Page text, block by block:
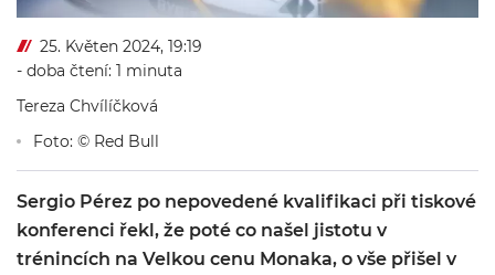
25. Květen 2024, 19:19
- doba čtení: 1 minuta
Tereza Chvílíčková
Foto: © Red Bull
Sergio Pérez po nepovedené kvalifikaci při tiskové
konferenci řekl, že poté co našel jistotu v
trénincích na Velkou cenu Monaka, o vše přišel v